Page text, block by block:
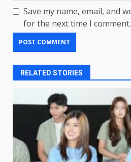
Save my name, email, and
for the next time I comment.
RELATED STORIES